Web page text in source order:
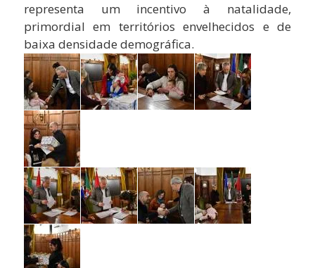
representa um incentivo à natalidade,
primordial em territórios envelhecidos e de
baixa densidade demográfica.